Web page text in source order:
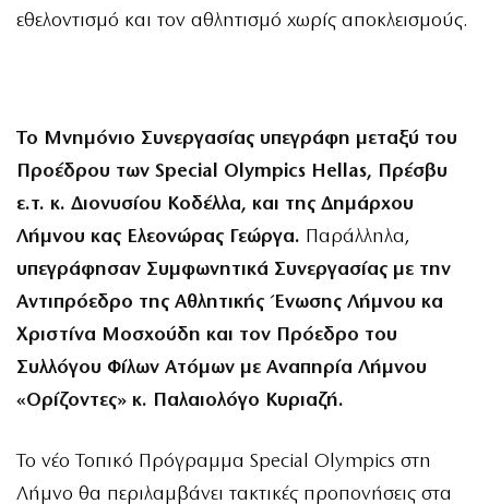
εθελοντισμό και τον αθλητισμό χωρίς αποκλεισμούς.
Το Μνημόνιο Συνεργασίας υπεγράφη μεταξύ του
Προέδρου των Special Olympics Hellas, Πρέσβυ
ε.τ. κ. Διονυσίου Κοδέλλα, και της Δημάρχου
Λήμνου κας Ελεονώρας Γεώργα. Παράλληλα,
υπεγράφησαν Συμφωνητικά Συνεργασίας με την
Αντιπρόεδρο της Αθλητικής Ένωσης Λήμνου κα
Χριστίνα Μοσχούδη και τον Πρόεδρο του
Συλλόγου Φίλων Ατόμων με Αναπηρία Λήμνου
«Ορίζοντες» κ. Παλαιολόγο Κυριαζή.
Το νέο Τοπικό Πρόγραμμα Special Olympics στη
Λήμνο θα περιλαμβάνει τακτικές προπονήσεις στα